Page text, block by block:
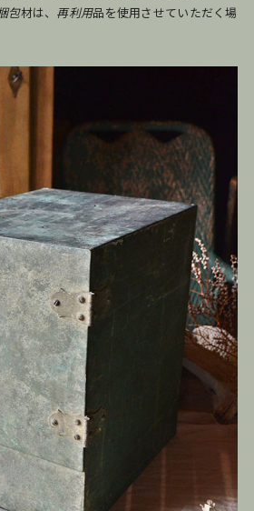
包材は、 再利用品を使用させていただく場